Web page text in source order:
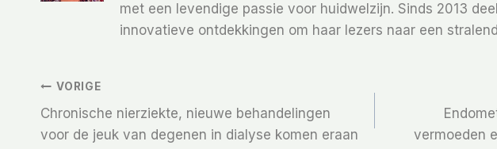
met een levendige passie voor huidwelzijn. Sinds 2013
innovatieve ontdekkingen om haar lezers naar een
Bericht
Navigatie
VORIGE
Chronische nierziekte, nieuwe behandelingen
voor de jeuk van degenen in dialyse komen eraan
vermoeden